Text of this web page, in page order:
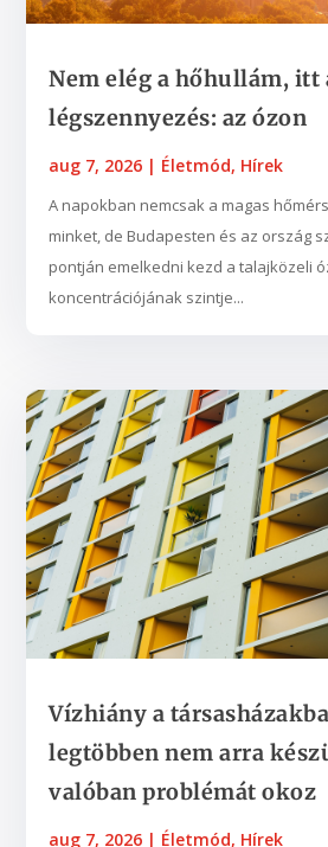
Nem elég a hőhullám, itt
légszennyezés: az ózon
aug 7, 2026 | Életmód, Hírek
A napokban nemcsak a magas
minket, de Budapesten és az ország
pontján emelkedni kezd a talajközeli
koncentrációjának szintje...
Vízhiány a
legtöbben nem arra
valóban problémát okoz
aug 7, 2026 | Életmód, Hírek